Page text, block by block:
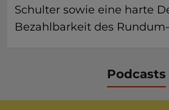
Schulter sowie eine harte
Bezahlbarkeit des
Podcasts